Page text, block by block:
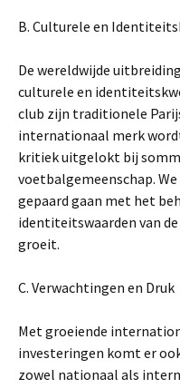
B. Culturele en
De wereldwijde
culturele en
club zijn traditionele
internationaal merk
kritiek uitgelokt bij
voetbalgemeenschap.
gepaard gaan met het
identiteitswaarden van
groeit.
C. Verwachtingen en Druk
Met groeiende
investeringen komt er
zowel nationaal als